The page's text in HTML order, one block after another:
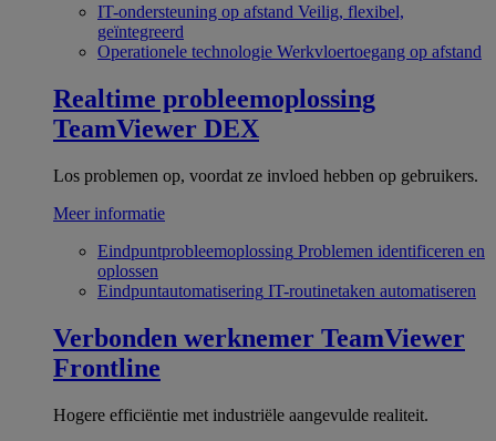
IT-ondersteuning op afstand Veilig, flexibel,
geïntegreerd
Operationele technologie Werkvloertoegang op afstand
Realtime probleemoplossing
TeamViewer DEX
Los problemen op, voordat ze invloed hebben op gebruikers.
Meer informatie
Eindpuntprobleemoplossing Problemen identificeren en
oplossen
Eindpuntautomatisering IT-routinetaken automatiseren
Verbonden werknemer TeamViewer
Frontline
Hogere efficiëntie met industriële aangevulde realiteit.